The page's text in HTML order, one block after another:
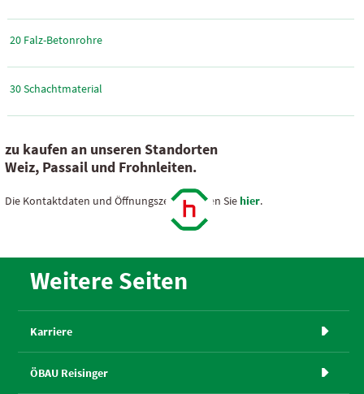
20 Falz-Betonrohre
30 Schachtmaterial
zu kaufen an unseren Standorten
Weiz, Passail und Frohnleiten.
Die Kontaktdaten und Öffnungszeiten finden Siehier.
Weitere Seiten
Karriere 
ÖBAU Reisinger 